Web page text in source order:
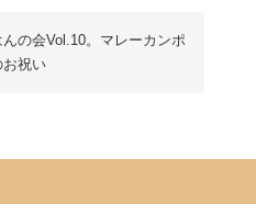
の会Vol.10。マレーカンポ
お祝い